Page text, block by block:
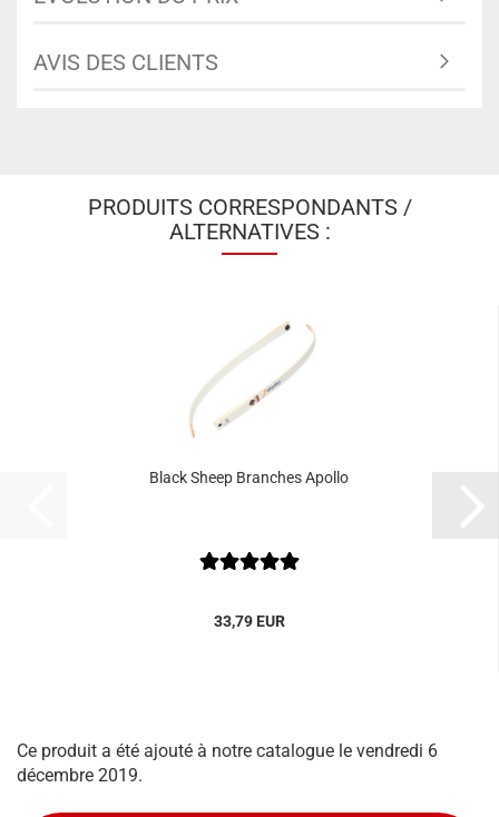
AVIS DES CLIENTS
PRODUITS CORRESPONDANTS /
ALTERNATIVES :
Black Sheep Branches Apollo
33,79 EUR
Ce produit a été ajouté à notre catalogue le vendredi 6
décembre 2019.